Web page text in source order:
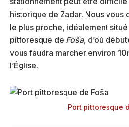
historique de Zadar. Nous vous
le plus proche, idéalement
pittoresque de Foša, d’où
vous faudra marcher environ
l’Église.
Port pittoresque